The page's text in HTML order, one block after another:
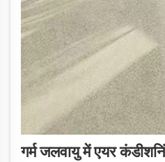
गर्म जलवायु में एयर